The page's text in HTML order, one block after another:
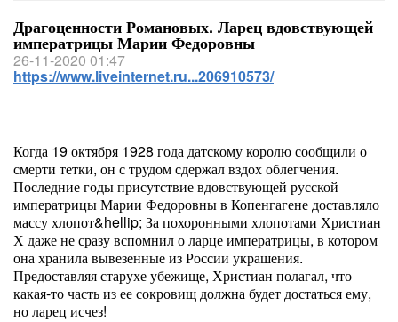
Драгоценности Романовых. Ларец вдовствующей
императрицы Марии Федоровны
26-11-2020 01:47
https://www.liveinternet.ru...206910573/
Когда 19 октября 1928 года датскому королю сообщили о
смерти тетки, он с трудом сдержал вздох облегчения.
Последние годы присутствие вдовствующей русской
императрицы Марии Федоровны в Копенгагене доставляло
массу хлопот&hellip; За похоронными хлопотами Христиан
Х даже не сразу вспомнил о ларце императрицы, в котором
она хранила вывезенные из России украшения.
Предоставляя старухе убежище, Христиан полагал, что
какая-то часть из ее сокровищ должна будет достаться ему,
но ларец исчез!